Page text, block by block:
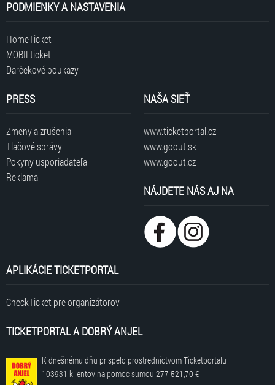
PODMIENKY A NASTAVENIA
HomeTicket
MOBILticket
Darčekové poukazy
PRESS
Zmeny a zrušenia
Tlačové správy
Pokyny usporiadateľa
Reklama
NAŠA SIEŤ
www.ticketportal.cz
www.goout.sk
www.goout.cz
NÁJDETE NÁS AJ NA
APLIKÁCIE TICKETPORTAL
CheckTicket pre organizátorov
TICKETPORTAL A DOBRÝ ANJEL
K dnešnému dňu prispelo prostredníctvom Ticketportalu
103931 klientov na pomoc sumou 277 521,70 €